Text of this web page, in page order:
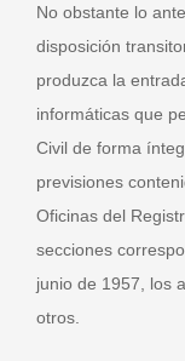
No obstante lo
disposición
produzca la
informáticas que
Civil de forma
previsiones
Oficinas del
secciones
junio de 1957, los
otros.